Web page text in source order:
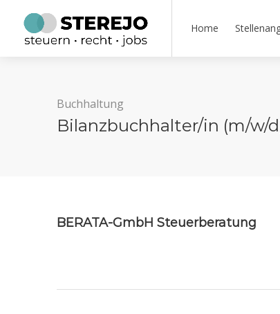
Home
Buchhaltung
Bilanzbuchhalter/in (m/w/
BERATA-GmbH Steuerberatung